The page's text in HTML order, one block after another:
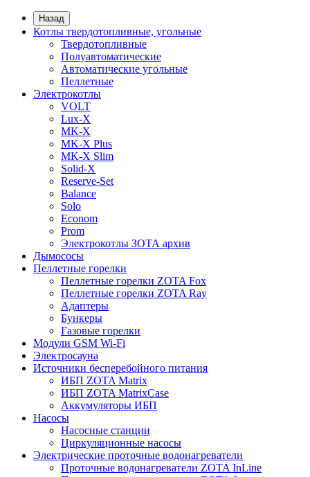
Назад
Котлы твердотопливные, угольные
Твердотопливные
Полуавтоматические
Автоматические угольные
Пеллетные
Электрокотлы
VOLT
Lux-X
MK-X
MK-X Plus
MK-X Slim
Solid-X
Reserve-Set
Balance
Solo
Econom
Prom
Электрокотлы ЗОТА архив
Дымососы
Пеллетные горелки
Пеллетные горелки ZOTA Fox
Пеллетные горелки ZOTA Ray
Адаптеры
Бункеры
Газовые горелки
Модули GSM Wi-Fi
Электросауна
Источники бесперебойного питания
ИБП ZOTA Matrix
ИБП ZOTA MatrixCase
Аккумуляторы ИБП
Насосы
Насосные станции
Циркуляционные насосы
Электрические проточные водонагреватели
Проточные водонагреватели ZOTA InLine